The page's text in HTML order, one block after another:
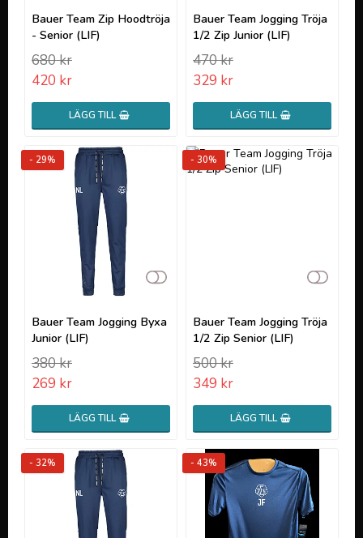
Bauer Team Zip Hoodtröja
- Senior (LIF)
680 kr
420 kr
LÄGG TILL
Bauer Team Jogging Tröja
1/2 Zip Junior (LIF)
470 kr
329 kr
LÄGG TILL
- 29%
Bauer Team Jogging Byxa
Junior (LIF)
380 kr
269 kr
LÄGG TILL
- 30%
Bauer Team Jogging Tröja
1/2 Zip Senior (LIF)
500 kr
349 kr
LÄGG TILL
- 32% - 43%